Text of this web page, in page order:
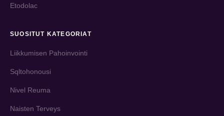
Etodolac
SUOSITUT KATEGORIAT
Liikkumisen Pahoinvointi
Sqltohonousi
Nivel Reuma
Naisten Terveys